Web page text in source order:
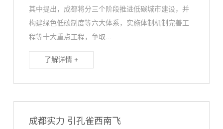
其中提出，成都将分三个阶段推进低碳城市建设，并
构建绿色低碳制度等六大体系，实施体制机制完善工
程等十大重点工程，争取...
了解详情 +
成都实力 引孔雀西南飞